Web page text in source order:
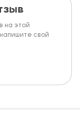
на этой
свой